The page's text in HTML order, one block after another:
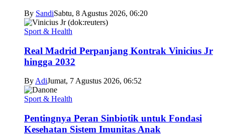
By SandiSabtu, 8 Agustus 2026, 06:20
Sport & Health
Real Madrid Perpanjang Kontrak Vinicius Jr
hingga 2032
By AdiJumat, 7 Agustus 2026, 06:52
Sport & Health
Pentingnya Peran Sinbiotik untuk Fondasi
Kesehatan Sistem Imunitas Anak